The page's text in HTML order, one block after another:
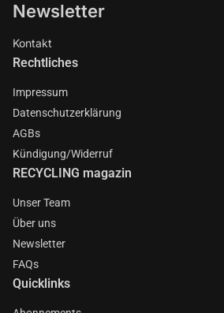
Newsletter
Kontakt
Rechtliches
Impressum
Datenschutzerklärung
AGBs
Kündigung/Widerruf
RECYCLING magazin
Unser Team
Über uns
Newsletter
FAQs
Quicklinks